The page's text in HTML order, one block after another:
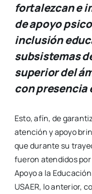
fortalezcan e
de apoyo
inclusión
subsistemas
superior del
con presencia
Esto, afín, de
atención y apoyo
que durante su
fueron atendidos
Apoyo a la
USAER, lo anterior,